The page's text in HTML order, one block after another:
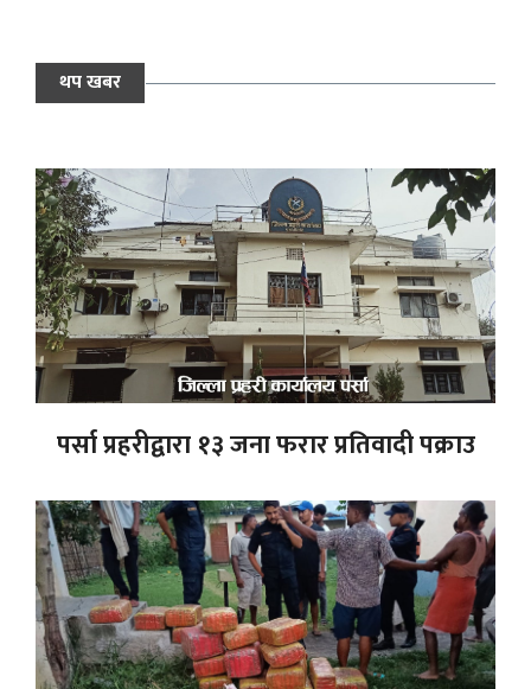
थप खबर
पर्सा प्रहरीद्वारा १३ जना फरार प्रतिवादी पक्राउ